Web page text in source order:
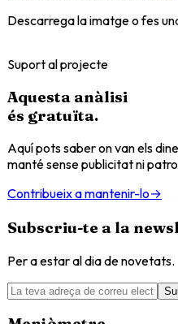
Descarrega la imatge o fes
Suport al projecte
Aquesta anàlisi
és gratuïta.
Aquí pots saber on van els
manté sense publicitat ni
Contribueix a mantenir-lo→
Subscriu-te a la
Per a estar al dia de novetats.